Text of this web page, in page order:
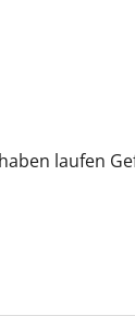
laufen